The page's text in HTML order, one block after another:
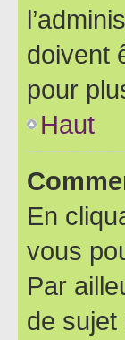
doivent
pour
Haut
En
vous
Par
de sujet